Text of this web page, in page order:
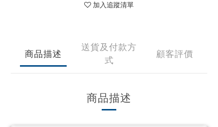
加入追蹤清單
商品描述
送貨及付款方
式
顧客評價
商品描述